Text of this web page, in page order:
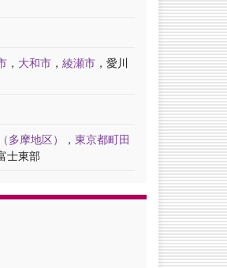
， 大和市 ， 綾瀬市 ，愛川
多摩地区） ， 東京都町田
士東部